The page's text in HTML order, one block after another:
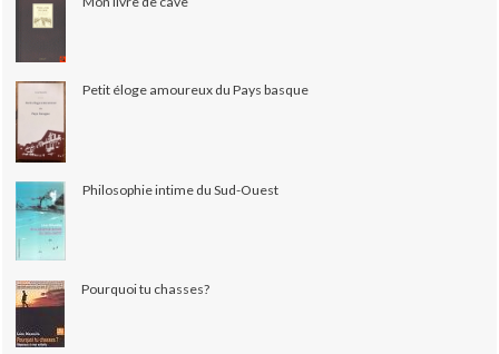
Petit éloge amoureux du Pays basque
Philosophie intime du Sud-Ouest
Pourquoi tu chasses?